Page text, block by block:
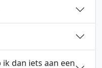
dan iets aan een